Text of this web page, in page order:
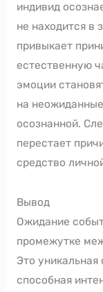
индивид
не находится в
привыкает
естественную
эмоции
на
осознанной.
перестает
средство
Вывод
Ожидание
промежутке
Это уникальная
способная